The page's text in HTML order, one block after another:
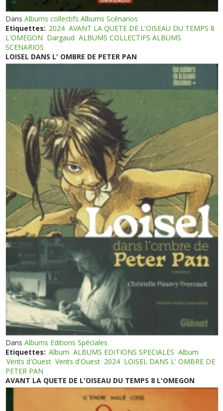
DansAlbums collectifs Albums Scénarios
Etiquettes: 2024 AVANT LA QUETE DE L'OISEAU DU TEMPS 8
L'OMEGON Dargaud ALBUMS COLLECTIFS ALBUMS
SCENARIOS
LOISEL DANS L' OMBRE DE PETER PAN
DansAlbums Editions Spéciales
Etiquettes: Album ALBUMS EDITIONS SPECIALES Album
Vents d'Ouest Vents d'Ouest 2024 LOISEL DANS L' OMBRE DE
PETER PAN
AVANT LA QUETE DE L'OISEAU DU TEMPS 8 L'OMEGON